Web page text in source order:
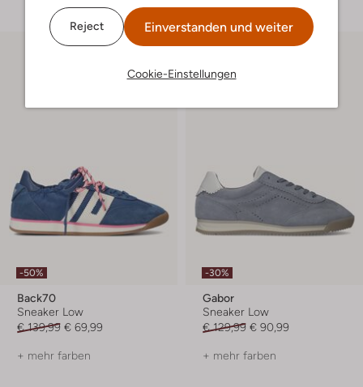
Reject Einverstanden und weiter
Cookie-Einstellungen
-50%
Back70
Sneaker Low
€ 139,99 € 69,99
+ mehr farben
-30%
Gabor
Sneaker Low
€ 129,99 € 90,99
+ mehr farben